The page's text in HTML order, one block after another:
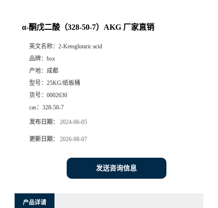
α-酮戊二酸（328-50-7）AKG 厂家直销
英文名称： 2-Ketoglutaric acid
品牌： bsx
产地： 成都
型号： 25KG/纸板桶
货号： 0002630
cas： 328-50-7
发布日期： 2024-06-05
更新日期： 2026-08-07
发送咨询信息
产品详请